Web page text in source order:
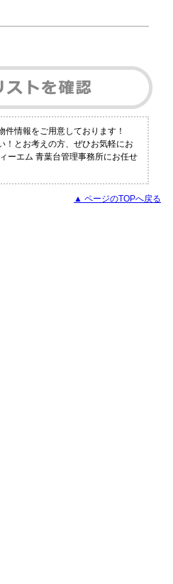
情報をご用意しております！
！とお考えの方、ぜひお気軽にお
ーエム 青葉台管理事務所にお任せ
▲ ページのTOPへ戻る